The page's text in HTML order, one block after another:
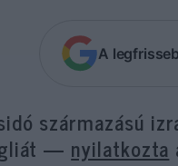
A
származású
— nyilatkozta